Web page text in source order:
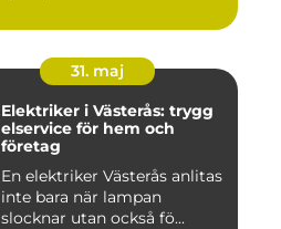
31. maj
Elektriker i Västerås: trygg
elservice för hem och
företag
En elektriker Västerås anlitas
inte bara när lampan
slocknar utan också fö...